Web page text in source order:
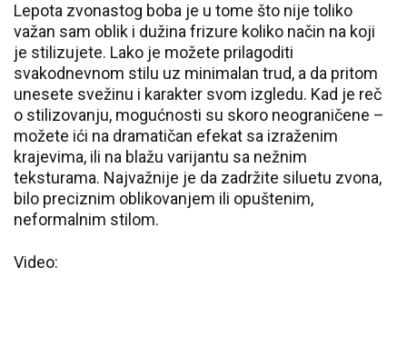
Lepota zvonastog boba je u tome što nije toliko
važan sam oblik i dužina frizure koliko način na koji
je stilizujete. Lako je možete prilagoditi
svakodnevnom stilu uz minimalan trud, a da pritom
unesete svežinu i karakter svom izgledu. Kad je reč
o stilizovanju, mogućnosti su skoro neograničene –
možete ići na dramatičan efekat sa izraženim
krajevima, ili na blažu varijantu sa nežnim
teksturama. Najvažnije je da zadržite siluetu zvona,
bilo preciznim oblikovanjem ili opuštenim,
neformalnim stilom.
Video: